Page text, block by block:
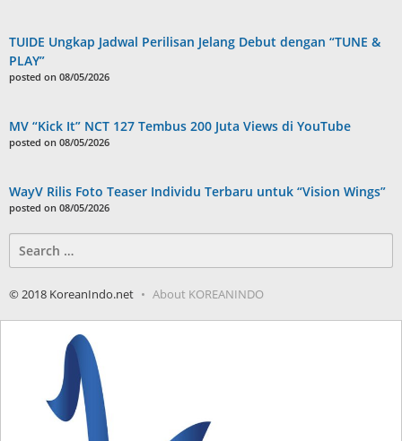
TUIDE Ungkap Jadwal Perilisan Jelang Debut dengan “TUNE &
PLAY”
posted on 08/05/2026
MV “Kick It” NCT 127 Tembus 200 Juta Views di YouTube
posted on 08/05/2026
WayV Rilis Foto Teaser Individu Terbaru untuk “Vision Wings”
posted on 08/05/2026
for:
© 2018 KoreanIndo.net About KOREANINDO